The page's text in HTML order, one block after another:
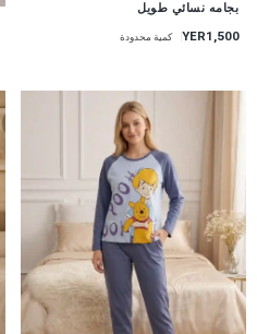
بجامه نسائي طويل
YER1,500 كمية محدودة